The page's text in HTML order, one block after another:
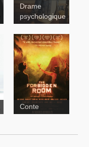
Drame
psychologique
Conte